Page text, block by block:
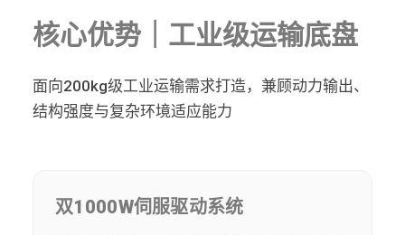
核心优势｜工业级运输底盘
面向200kg级工业运输需求打造，兼顾动力输出、
结构强度与复杂环境适应能力
双1000W伺服驱动系统